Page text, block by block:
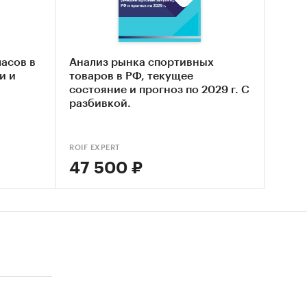
РФ
в
и
Анализ рынка спортивных
товаров в РФ, текущее
состояние и прогноз по 2029 г. С
разбивкой.
ROIF EXPERT
47 500 ₽